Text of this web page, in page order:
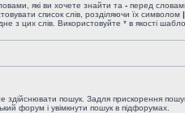
які ви хочете знайти та - перед
список слів, розділяючи їх символом |
з цих слів. Використовуйте * в якості
пошук. Задля прискорення
форум і увімкнути пошук в підфорумах.